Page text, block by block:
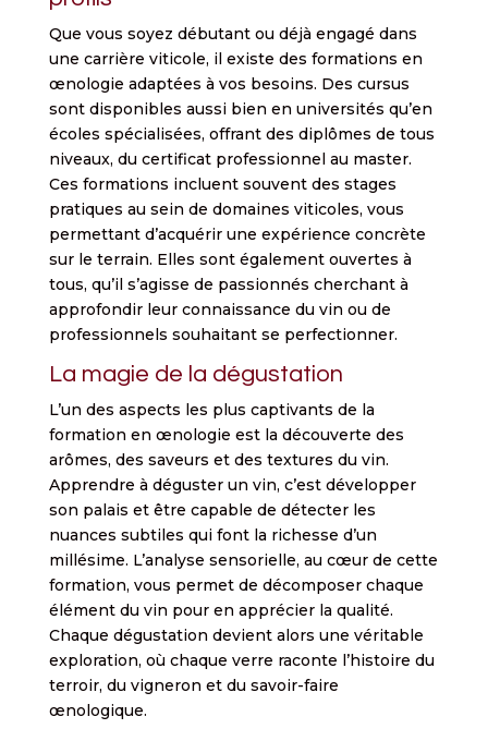
Que vous soyez débutant ou déjà engagé dans
une carrière viticole, il existe des formations en
œnologie adaptées à vos besoins. Des cursus
sont disponibles aussi bien en universités qu’en
écoles spécialisées, offrant des diplômes de tous
niveaux, du certificat professionnel au master.
Ces formations incluent souvent des stages
pratiques au sein de domaines viticoles, vous
permettant d’acquérir une expérience concrète
sur le terrain. Elles sont également ouvertes à
tous, qu’il s’agisse de passionnés cherchant à
approfondir leur connaissance du vin ou de
professionnels souhaitant se perfectionner.
La magie de la dégustation
L’un des aspects les plus captivants de la
formation en œnologie est la découverte des
arômes, des saveurs et des textures du vin.
Apprendre à déguster un vin, c’est développer
son palais et être capable de détecter les
nuances subtiles qui font la richesse d’un
millésime. L’analyse sensorielle, au cœur de cette
formation, vous permet de décomposer chaque
élément du vin pour en apprécier la qualité.
Chaque dégustation devient alors une véritable
exploration, où chaque verre raconte l’histoire du
terroir, du vigneron et du savoir-faire
œnologique.